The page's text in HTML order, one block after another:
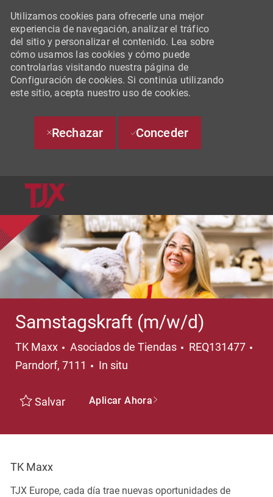
Utilizamos cookies para ofrecerle una mejor
experiencia de navegación, analizar el tráfico
del sitio y personalizar el contenido. Lea sobre
cómo usamos las cookies y cómo puede
controlarlas visitando nuestra página de
Configuración de cookies. Si continúa utilizando
este sitio, acepta nuestro uso de cookies.
Rechazar Conceder
Samstagskraft (m/w/d)
TK Maxx Categoría
Asociados de Tiendas REQ131477
Parndorf, 7111
In situ
Salvar Aplicar Ahora
TK Maxx
TJX Europe, cada día trae nuevas oportunidades de